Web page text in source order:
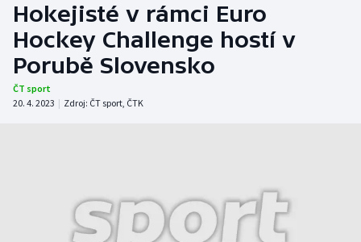
Hokej
Tenis
Atletika
Americký fotbal
NEPŘEHLÉDNĚTE
Hokejisté v rámci Euro
Hockey Challenge hostí v
Porubě Slovensko
ČT sport
20. 4. 2023 | Zdroj: ČT sport, ČTK